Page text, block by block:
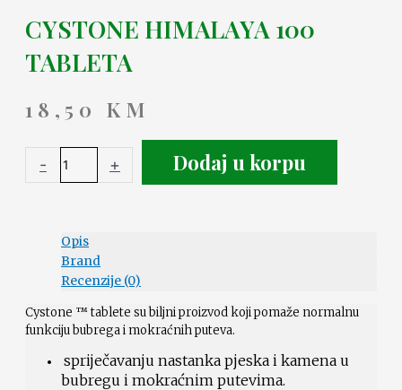
CYSTONE HIMALAYA 100
TABLETA
18,50 KM
- + Dodaj u korpu
Opis
Brand
Recenzije (0)
Cystone ™ tablete su biljni proizvod koji pomaže normalnu
funkciju bubrega i mokraćnih puteva.
spriječavanju nastanka pjeska i kamena u
bubregu i mokraćnim putevima.